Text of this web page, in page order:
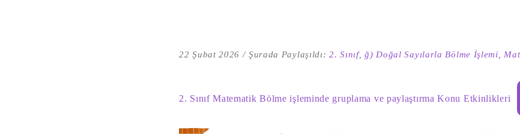
22 Şubat 2026 Şurada Paylaşıldı:2. Sınıf,ğ) Doğal Sayılarla Bölme İşlemi
2. Sınıf Matematik Bölme işleminde gruplama ve paylaştırma Konu Etkinlikleri